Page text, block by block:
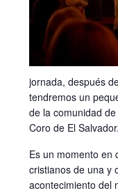
jornada, después
tendremos un
de la comunidad
Coro de El Salvador.
Es un momento en
cristianos de una y
acontecimiento del